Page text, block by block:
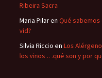
Ribeira Sacra
Maria Pilaren Qué sabemos
vid?
Silvia Riccio en Los
los vinos …qué son y por